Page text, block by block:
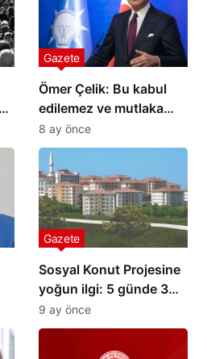
Ömer Çelik: Bu kabul
edilemez ve mutlaka
düzeltilmesi gerekir
Gazete
8 ay önce
Sosyal Konut Projesine
yoğun ilgi: 5 günde 3
milyona yakın başvuru!
Gazete
9 ay önce